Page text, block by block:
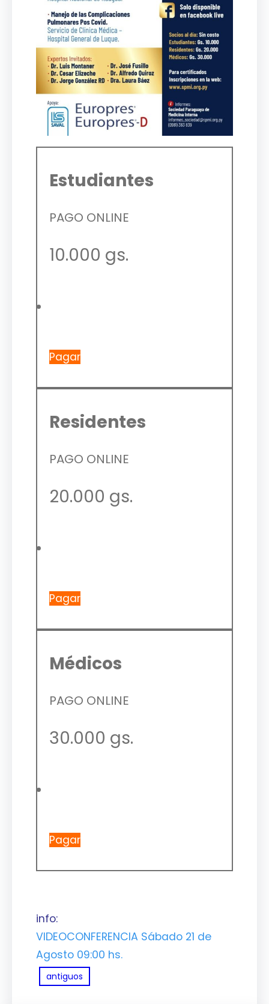
Estudiantes
PAGO ONLINE
10.000 gs.
Pagar
Residentes
PAGO ONLINE
20.000 gs.
Pagar
Médicos
PAGO ONLINE
30.000 gs.
Pagar
info:
VIDEOCONFERENCIA Sábado 21 de
Agosto 09:00 hs.
antiguos